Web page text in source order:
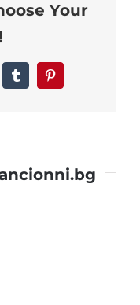
Your
TumblrPinterest